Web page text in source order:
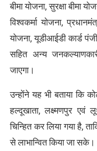
बीमा योजना, सुरक्षा बीमा
विश्वकर्मा योजना,
योजना, यूडीआईडी कार्ड
सहित अन्य
जाएगा।
उन्होंने यह भी बताया कि
हल्दूखाता, लक्ष्मणपुर एवं
चिन्हित कर लिया गया है,
से लाभान्वित किया जा सके।